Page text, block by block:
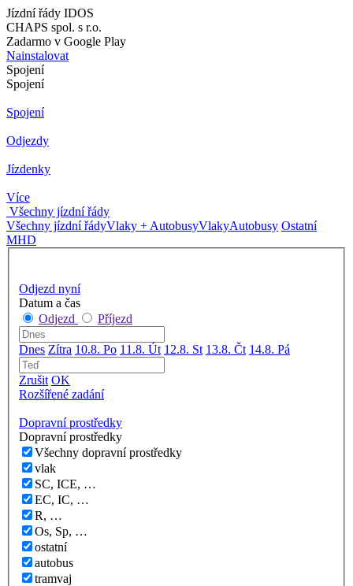
Jízdní řády IDOS
CHAPS spol. s r.o.
Zadarmo v Google Play
Nainstalovat
Spojení
Spojení
Spojení
Odjezdy
Jízdenky
Více
Všechny jízdní řády
Všechny jízdní řádyVlaky + AutobusyVlakyAutobusy Ostatní
MHD
Odjezd nyní
Datum a čas
Odjezd
Příjezd
Dnes Zítra 10.8. Po 11.8. Út 12.8. St 13.8. Čt 14.8. Pá
Zrušit OK
Rozšířené zadání
Dopravní prostředky
Dopravní prostředky
Všechny dopravní prostředky
vlak
SC, ICE, …
EC, IC, …
R, …
Os, Sp, …
ostatní
autobus
tramvaj